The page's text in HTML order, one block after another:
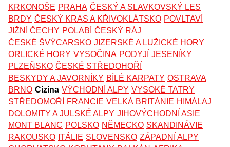
KRKONOŠE PRAHA ČESKÝ A SLAVKOVSKÝ LES
BRDY ČESKÝ KRAS A KŘIVOKLÁTSKO POVLTAVÍ
JIŽNÍ ČECHY POLABÍ ČESKÝ RÁJ
ČESKÉ ŠVÝCARSKO JIZERSKÉ A LUŽICKÉ HORY
ORLICKÉ HORY VYSOČINA PODYJÍ JESENÍKY
PLZEŇSKO ČESKÉ STŘEDOHOŘÍ
BESKYDY A JAVORNÍKY BÍLÉ KARPATY OSTRAVA
BRNO Cizina VÝCHODNÍ ALPY VYSOKÉ TATRY
STŘEDOMOŘÍ
FRANCIE VELKÁ BRITÁNIE HIMÁLAJ
DOLOMITY A JULSKÉ ALPY JIHOVÝCHODNÍ ASIE
MONT BLANC POLSKO NĚMECKO SKANDINÁVIE
RAKOUSKO ITÁLIE SLOVENSKO ZÁPADNÍ ALPY